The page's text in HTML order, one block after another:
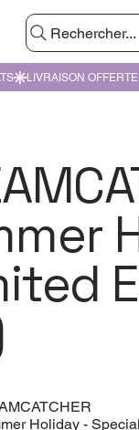
Rechercher...
Holiday -